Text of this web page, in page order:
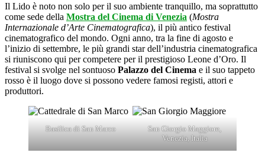
Il Lido è noto non solo per il suo ambiente tranquillo, ma soprattutto
come sede della Mostra del Cinema di Venezia (Mostra
Internazionale d’Arte Cinematografica), il più antico festival
cinematografico del mondo. Ogni anno, tra la fine di agosto e
l’inizio di settembre, le più grandi star dell’industria cinematografica
si riuniscono qui per competere per il prestigioso Leone d’Oro. Il
festival si svolge nel sontuoso Palazzo del Cinema e il suo tappeto
rosso è il luogo dove si possono vedere famosi registi, attori e
produttori.
Basilica di San Marco
San Giorgio Maggiore,
Venezia, Italia